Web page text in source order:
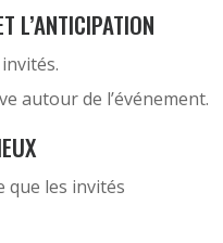
L’ANTICIPATION
autour de l’événement.
que les invités